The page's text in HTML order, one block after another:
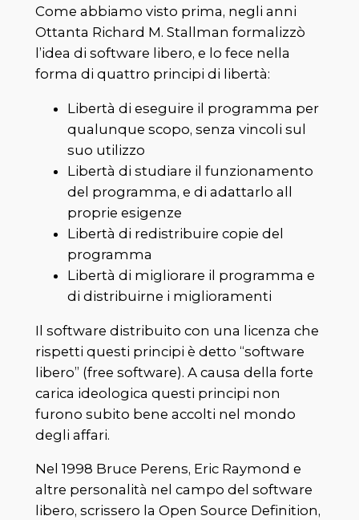
Come abbiamo visto prima, negli anni
Ottanta Richard M. Stallman formalizzò
l’idea di software libero, e lo fece nella
forma di quattro principi di libertà:
Libertà di eseguire il programma per
qualunque scopo, senza vincoli sul
suo utilizzo
Libertà di studiare il funzionamento
del programma, e di adattarlo all
proprie esigenze
Libertà di redistribuire copie del
programma
Libertà di migliorare il programma e
di distribuirne i miglioramenti
Il software distribuito con una licenza che
rispetti questi principi è detto “software
libero” (free software). A causa della forte
carica ideologica questi principi non
furono subito bene accolti nel mondo
degli affari.
Nel 1998 Bruce Perens, Eric Raymond e
altre personalità nel campo del software
libero, scrissero la Open Source Definition,